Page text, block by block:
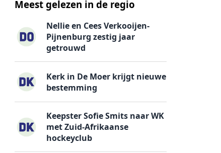
Meest gelezen in de regio
Nellie en Cees Verkooijen-
Pijnenburg zestig jaar
getrouwd
Kerk in De Moer krijgt nieuwe
bestemming
Keepster Sofie Smits naar WK
met Zuid-Afrikaanse
hockeyclub